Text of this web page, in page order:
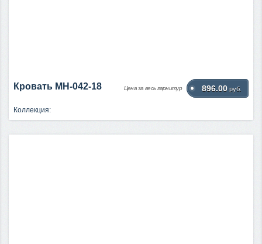
Кровать МН-042-18 Цена за весь гарнитур 896.00 руб.
Коллекция: